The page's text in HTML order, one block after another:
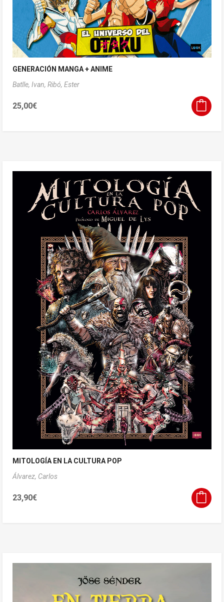
GENERACIÓN MANGA + ANIME
Batlle, Ivan, Ribó, Ester
25,00€
MITOLOGÍA EN LA CULTURA POP
Álvarez, Carlos
23,90€